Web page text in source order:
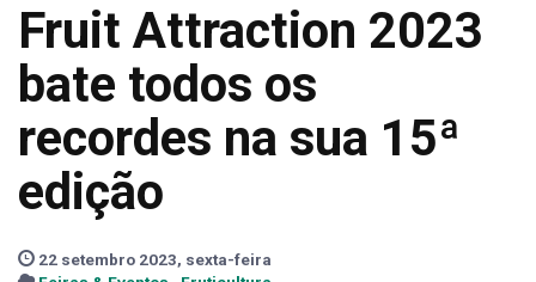
Fruit Attraction 2023
bate todos os
recordes na sua 15ª
edição
22 setembro 2023, sexta-feira